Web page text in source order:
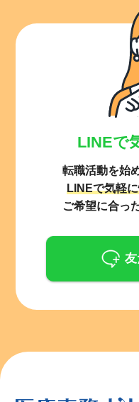
LINEで
転職活動を始
LINEで気軽
ご希望に合っ